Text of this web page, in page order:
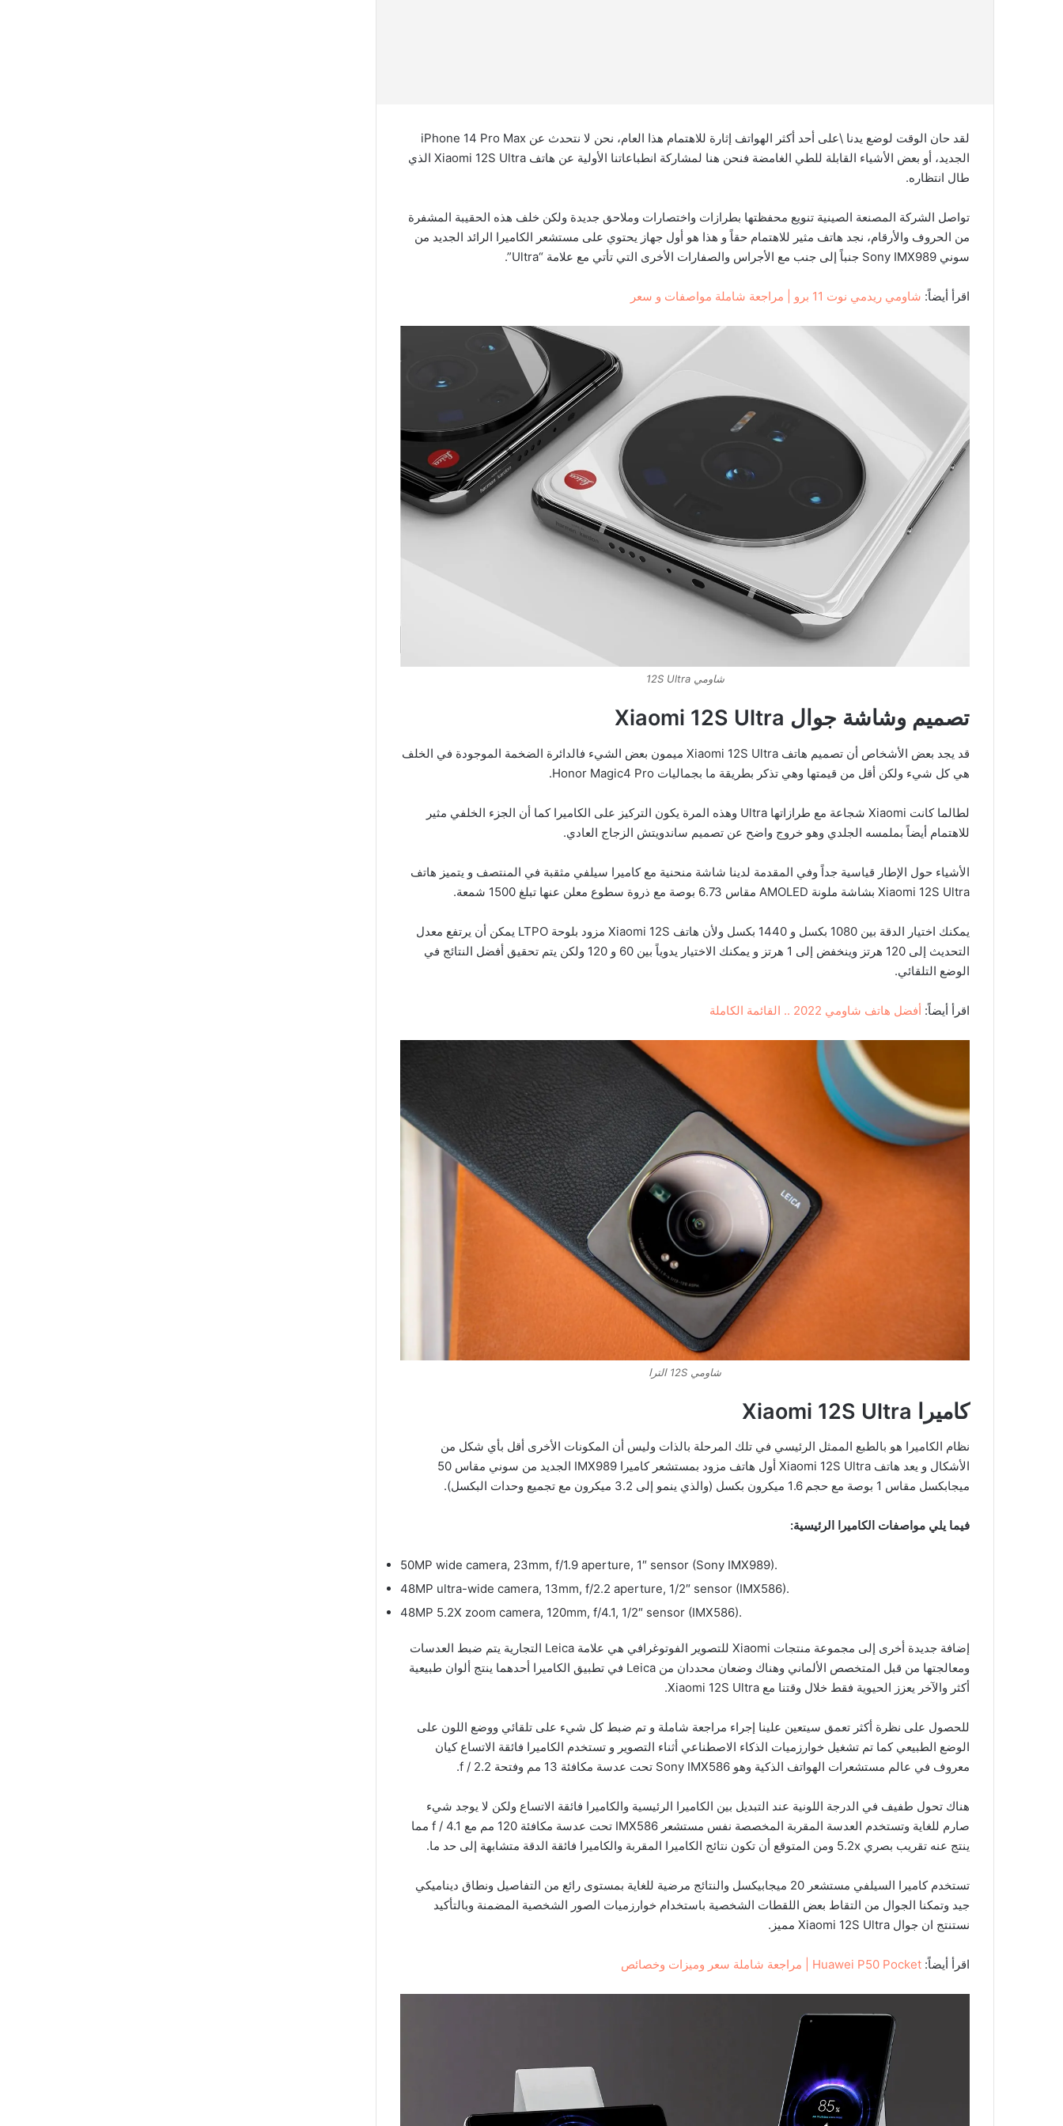
لقد حان الوقت لوضع يدنا \على أحد أكثر الهواتف إثارة للاهتمام هذا العام، نحن لا نتحدث عن iPhone 14 Pro Max
الجديد، أو بعض الأشياء القابلة للطي الغامضة فنحن هنا لمشاركة انطباعاتنا الأولية عن هاتف Xiaomi 12S Ultra الذي
طال انتظاره.
تواصل الشركة المصنعة الصينية تنويع محفظتها بطرازات واختصارات وملاحق جديدة ولكن خلف هذه الحقيبة المشفرة
من الحروف والأرقام، نجد هاتف مثير للاهتمام حقاً و هذا هو أول جهاز يحتوي على مستشعر الكاميرا الرائد الجديد من
سوني Sony IMX989 جنباً إلى جنب مع الأجراس والصفارات الأخرى التي تأتي مع علامة “Ultra”.
اقرأ أيضاً: شاومي ريدمي نوت 11 برو | مراجعة شاملة مواصفات و سعر
شاومي 12S Ultra
تصميم وشاشة جوال Xiaomi 12S Ultra
قد يجد بعض الأشخاص أن تصميم هاتف Xiaomi 12S Ultra ميمون بعض الشيء فالدائرة الضخمة الموجودة في الخلف
هي كل شيء ولكن أقل من قيمتها وهي تذكر بطريقة ما بجماليات Honor Magic4 Pro.
لطالما كانت Xiaomi شجاعة مع طرازاتها Ultra وهذه المرة يكون التركيز على الكاميرا كما أن الجزء الخلفي مثير
للاهتمام أيضاً بملمسه الجلدي وهو خروج واضح عن تصميم ساندويتش الزجاج العادي.
الأشياء حول الإطار قياسية جداً وفي المقدمة لدينا شاشة منحنية مع كاميرا سيلفي مثقبة في المنتصف و يتميز هاتف
Xiaomi 12S Ultra بشاشة ملونة AMOLED مقاس 6.73 بوصة مع ذروة سطوع معلن عنها تبلغ 1500 شمعة.
يمكنك اختيار الدقة بين 1080 بكسل و 1440 بكسل ولأن هاتف Xiaomi 12S مزود بلوحة LTPO يمكن أن يرتفع معدل
التحديث إلى 120 هرتز وينخفض إلى 1 هرتز و يمكنك الاختيار يدوياً بين 60 و 120 ولكن يتم تحقيق أفضل النتائج في
الوضع التلقائي.
اقرأ أيضاً: أفضل هاتف شاومي 2022 .. القائمة الكاملة
شاومي 12S الترا
كاميرا Xiaomi 12S Ultra
نظام الكاميرا هو بالطبع الممثل الرئيسي في تلك المرحلة بالذات وليس أن المكونات الأخرى أقل بأي شكل من
الأشكال و يعد هاتف Xiaomi 12S Ultra أول هاتف مزود بمستشعر كاميرا IMX989 الجديد من سوني مقاس 50
ميجابكسل مقاس 1 بوصة مع حجم 1.6 ميكرون بكسل (والذي ينمو إلى 3.2 ميكرون مع تجميع وحدات البكسل).
فيما يلي مواصفات الكاميرا الرئيسية:
50MP wide camera, 23mm, f/1.9 aperture, 1″ sensor (Sony IMX989).
48MP ultra-wide camera, 13mm, f/2.2 aperture, 1/2″ sensor (IMX586).
48MP 5.2X zoom camera, 120mm, f/4.1, 1/2″ sensor (IMX586).
إضافة جديدة أخرى إلى مجموعة منتجات Xiaomi للتصوير الفوتوغرافي هي علامة Leica التجارية يتم ضبط العدسات
ومعالجتها من قبل المتخصص الألماني وهناك وضعان محددان من Leica في تطبيق الكاميرا أحدهما ينتج ألوان طبيعية
أكثر والآخر يعزز الحيوية فقط خلال وقتنا مع Xiaomi 12S Ultra.
للحصول على نظرة أكثر تعمق سيتعين علينا إجراء مراجعة شاملة و تم ضبط كل شيء على تلقائي ووضع اللون على
الوضع الطبيعي كما تم تشغيل خوارزميات الذكاء الاصطناعي أثناء التصوير و تستخدم الكاميرا فائقة الاتساع كيان
معروف في عالم مستشعرات الهواتف الذكية وهو Sony IMX586 تحت عدسة مكافئة 13 مم وفتحة f / 2.2.
هناك تحول طفيف في الدرجة اللونية عند التبديل بين الكاميرا الرئيسية والكاميرا فائقة الاتساع ولكن لا يوجد شيء
صارم للغاية وتستخدم العدسة المقربة المخصصة نفس مستشعر IMX586 تحت عدسة مكافئة 120 مم مع f / 4.1 مما
ينتج عنه تقريب بصري 5.2x ومن المتوقع أن تكون نتائج الكاميرا المقربة والكاميرا فائقة الدقة متشابهة إلى حد ما.
تستخدم كاميرا السيلفي مستشعر 20 ميجابيكسل والنتائج مرضية للغاية بمستوى رائع من التفاصيل ونطاق ديناميكي
جيد وتمكنا الجوال من التقاط بعض اللقطات الشخصية باستخدام خوارزميات الصور الشخصية المضمنة وبالتأكيد
نستنتج ان جوال Xiaomi 12S Ultra مميز.
اقرأ أيضاً: Huawei P50 Pocket | مراجعة شاملة سعر وميزات وخصائص